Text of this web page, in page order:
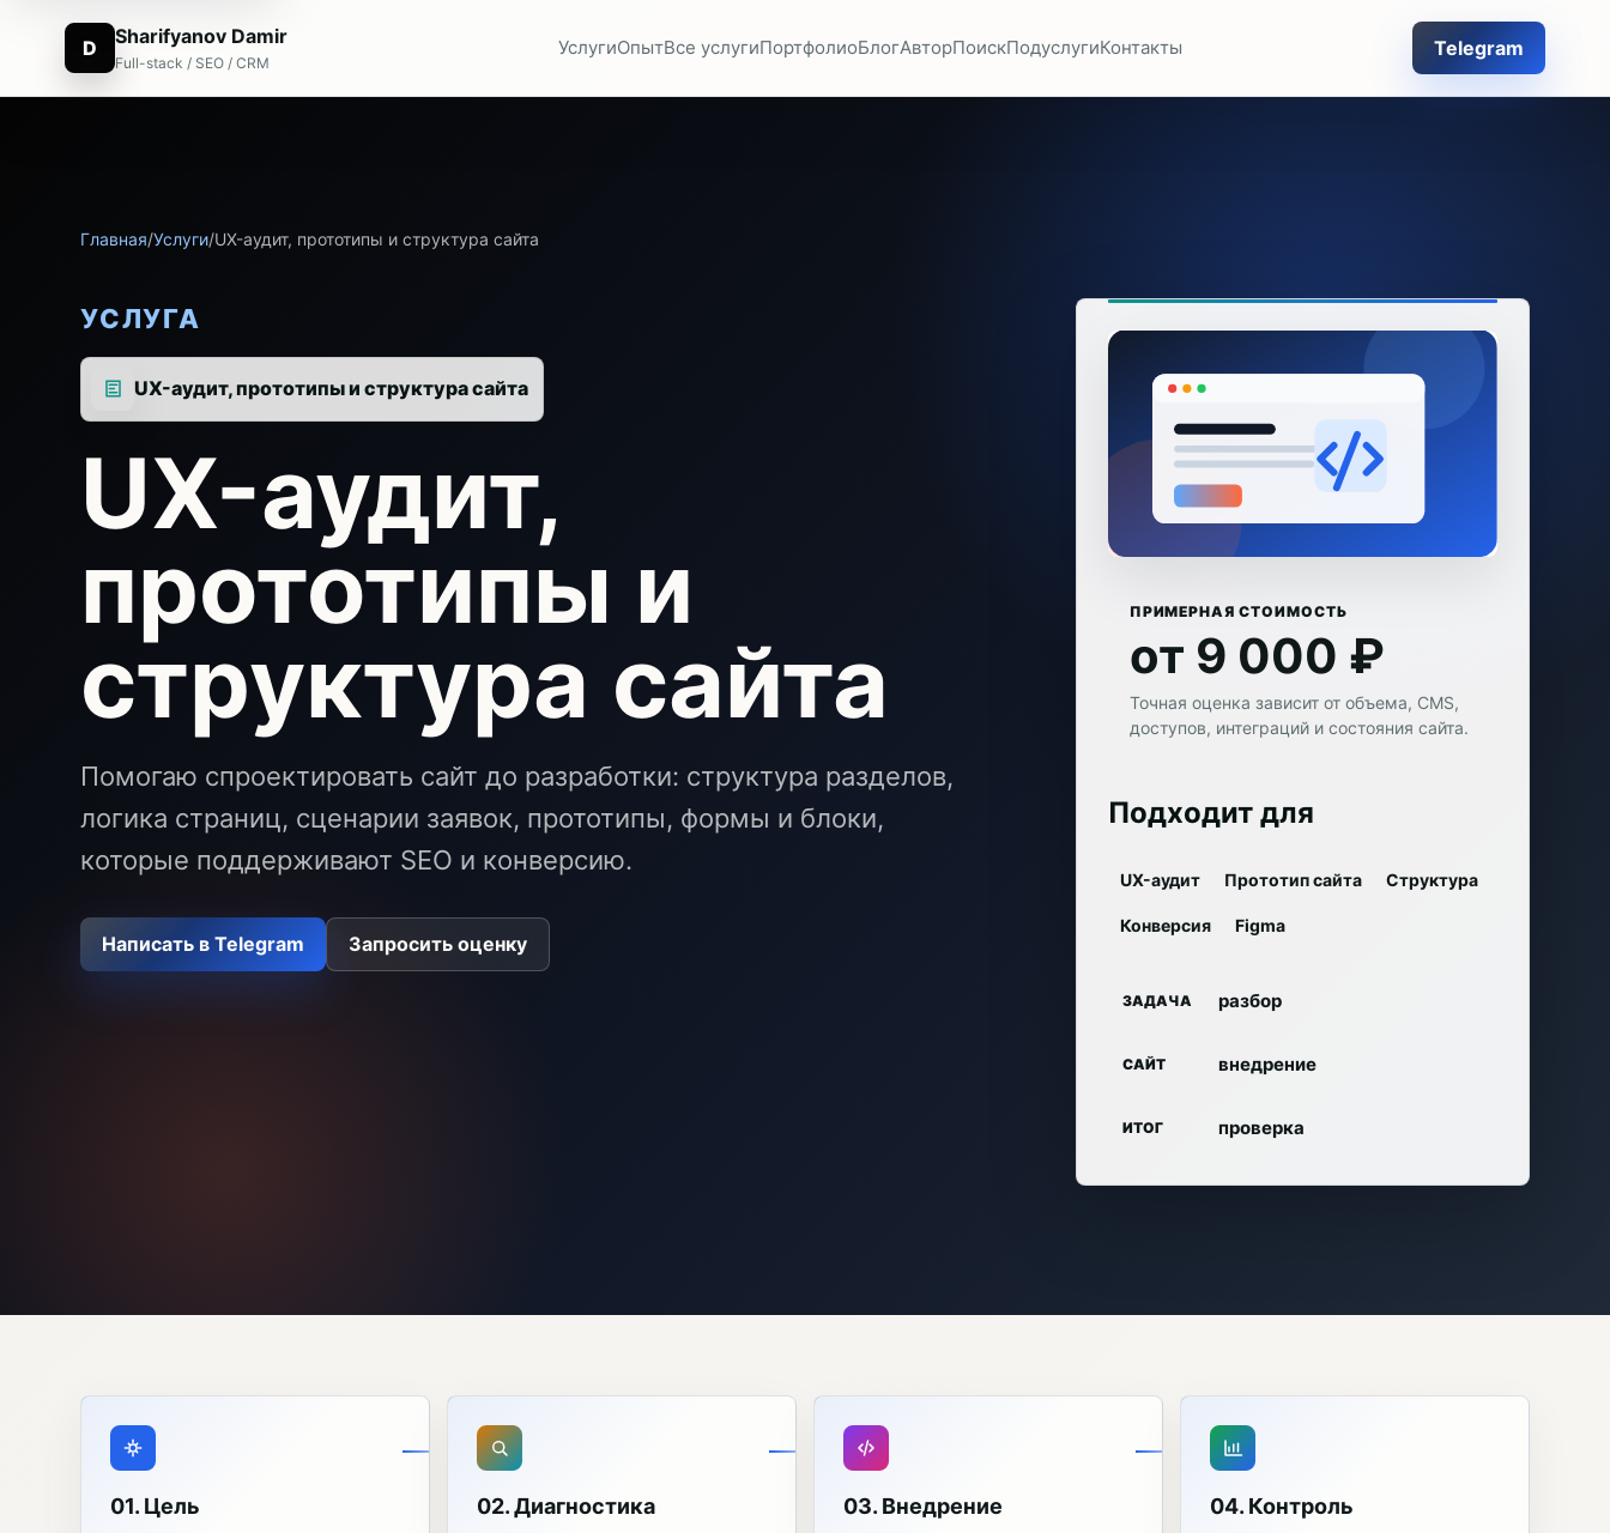
D Sharifyanov Damir
Full-stack / SEO / CRM
УслугиОпытВсе услугиПортфолиоБлогАвторПоискПодуслугиКонтакты Telegram
Главная/Услуги/UX-аудит, прототипы и структура сайта
УСЛУГА
UX-аудит, прототипы и структура сайта
UX-аудит,
прототипы и
структура сайта
Помогаю спроектировать сайт до разработки: структура разделов,
логика страниц, сценарии заявок, прототипы, формы и блоки,
которые поддерживают SEO и конверсию.
Написать в Telegram Запросить оценку
ПРИМЕРНАЯ СТОИМОСТЬ
от 9 000 ₽
Точная оценка зависит от объема, CMS,
доступов, интеграций и состояния сайта.
Подходит для
UX-аудит Прототип сайта Структура
Конверсия Figma
ЗАДАЧА разбор
САЙТ внедрение
ИТОГ проверка
01. Цель 02. Диагностика 03. Внедрение 04. Контроль